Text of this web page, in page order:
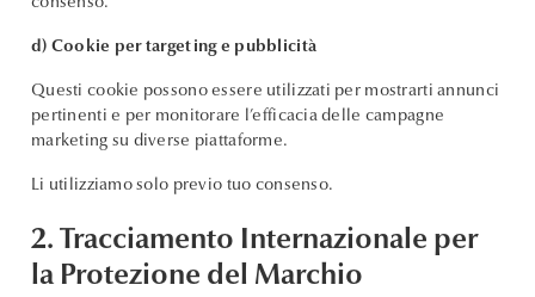
d) Cookie per targeting e pubblicità
Questi cookie possono essere utilizzati per mostrarti annunci
pertinenti e per monitorare l’efficacia delle campagne
marketing su diverse piattaforme.
Li utilizziamo solo previo tuo consenso.
2. Tracciamento Internazionale per
la Protezione del Marchio